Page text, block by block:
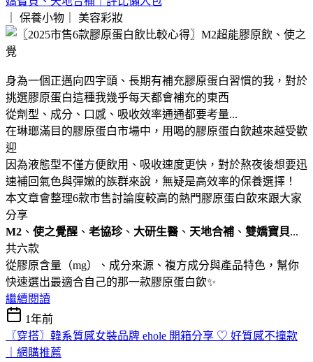
｜ 保養小物｜ 美容彩妝
身為一個正邁向四字頭、長期有補充膠原蛋白習慣的我，對於
挑選膠原蛋白這種我幾乎每天都會補充的東西
從劑型、成分、口感、吸收效率通通都要考量...
在琳瑯滿目的膠原蛋白市場中，用喝的膠原蛋白飲越來越受歡
迎
因為液態型不僅方便飲用、吸收速度更快，對於熬夜後想要迅
速補回氣色與彈嫩的族群來說，無疑是高效率的保養選擇！
本文章會整理6款市售討論度較高的熱門膠原蛋白飲來跟大家
分享
M2 、 使之覺醒 、 老協珍、 大研生醫 、 天地合補 、 雙嬌寶貝...
共六款
從膠原含量（mg）、成分來源、複方成分與產品特色，幫你
快速選出最適合自己的那一款膠原蛋白飲✨
繼續閱讀
1年前
〖穿搭〗韓系質感女裝品牌 ehole 開箱分享 ♡ 好質感不撞款
｜網購推薦